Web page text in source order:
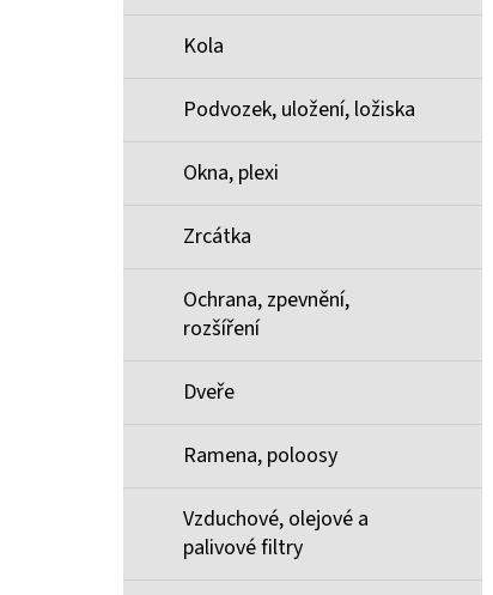
Kola
Podvozek, uložení, ložiska
Okna, plexi
Zrcátka
Ochrana, zpevnění,
rozšíření
Dveře
Ramena, poloosy
Vzduchové, olejové a
palivové filtry